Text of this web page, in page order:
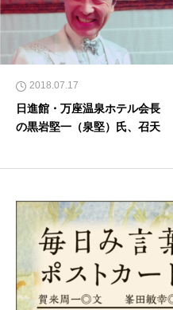
2018.07.17
日進館・万座温泉ホテル会長
の黒岩堅一（泉堅）氏、召天